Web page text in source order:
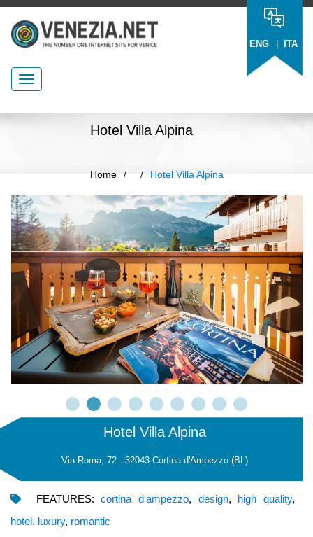
ENG | ITA
Hotel Villa Alpina
Home / / Hotel Villa Alpina
Hotel Villa Alpina
-
Via Roma, 72 - 32043 Cortina d'Ampezzo (BL)
FEATURES:cortina d'ampezzo, design, high quality,
hotel, luxury, romantic